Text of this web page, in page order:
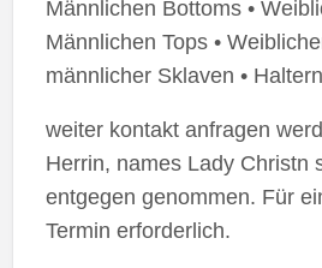
Männlichen Bottoms •
Männlichen Tops •
männlicher Sklaven •
weiter kontakt anfragen
Herrin, names Lady Christn
entgegen genommen. Für
Termin erforderlich.